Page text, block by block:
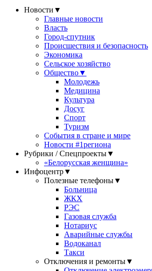
Новости ▼
Главные новости
Власть
Город-спутник
Происшествия и безопасность
Экономика
Сельское хозяйство
Общество▼
Молодежь
Медицина
Культура
Досуг
Спорт
Туризм
События в стране и мире
Новости #1региона
Рубрики / Спецпроекты▼
«Белорусская женщина»
Инфоцентр▼
Полезные телефоны▼
Больница
ЖКХ
РЭС
Газовая служба
Нотариус
Аварийные службы
Водоканал
Такси
Отключения и ремонты▼